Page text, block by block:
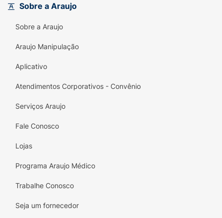
ácido de sódio, emulsificante lecitina de soja,
diglicerídeos e aromatizantes idênticos aos
naturais.
ALÉRGICOS: CONTÉM LEITE, DERIVADOS DO
CONTÉM GLÚTEN.
Sobre a Araujo
Sobre a Araujo
Araujo Manipulação
Aplicativo
Atendimentos Corporativos - Convênio
Serviços Araujo
Fale Conosco
Lojas
Programa Araujo Médico
Trabalhe Conosco
Seja um fornecedor